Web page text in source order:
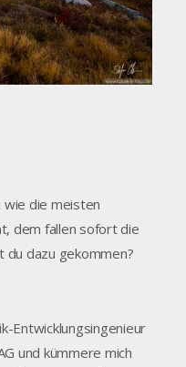
die meisten
dem fallen sofort die
du dazu gekommen?
Entwicklungsingenieur
und kümmere mich